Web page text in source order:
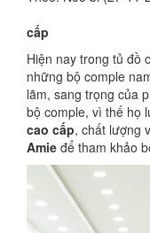
May
cấp
Hiện nay trong tủ đồ
những bộ comple
lãm, sang trọng của
bộ comple, vì thế họ
cao cấp, chất lượng
Amie để tham khảo